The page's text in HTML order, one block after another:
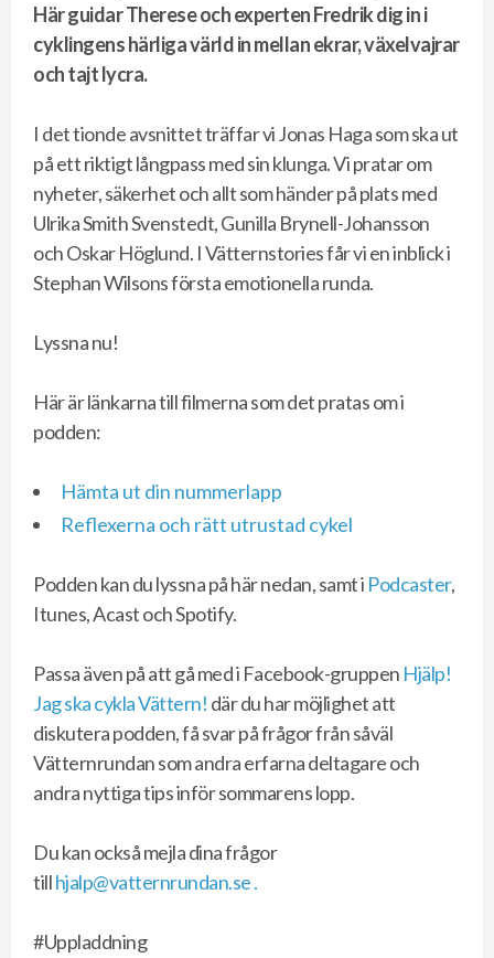
Här guidar Therese och experten Fredrik dig in i
cyklingens härliga värld in mellan ekrar, växelvajrar
och tajt lycra.
I det tionde avsnittet träffar vi Jonas Haga som ska ut
på ett riktigt långpass med sin klunga. Vi pratar om
nyheter, säkerhet och allt som händer på plats med
Ulrika Smith Svenstedt, Gunilla Brynell-Johansson
och Oskar Höglund. I Vätternstories får vi en inblick i
Stephan Wilsons första emotionella runda.
Lyssna nu!
Här är länkarna till filmerna som det pratas om i
podden:
Hämta ut din nummerlapp
Reflexerna och rätt utrustad cykel
Podden kan du lyssna på här nedan, samt i Podcaster,
Itunes, Acast och Spotify.
Passa även på att gå med i Facebook-gruppen Hjälp!
Jag ska cykla Vättern! där du har möjlighet att
diskutera podden, få svar på frågor från såväl
Vätternrundan som andra erfarna deltagare och
andra nyttiga tips inför sommarens lopp.
Du kan också mejla dina frågor
tillhjalp@vatternrundan.se .
#Uppladdning